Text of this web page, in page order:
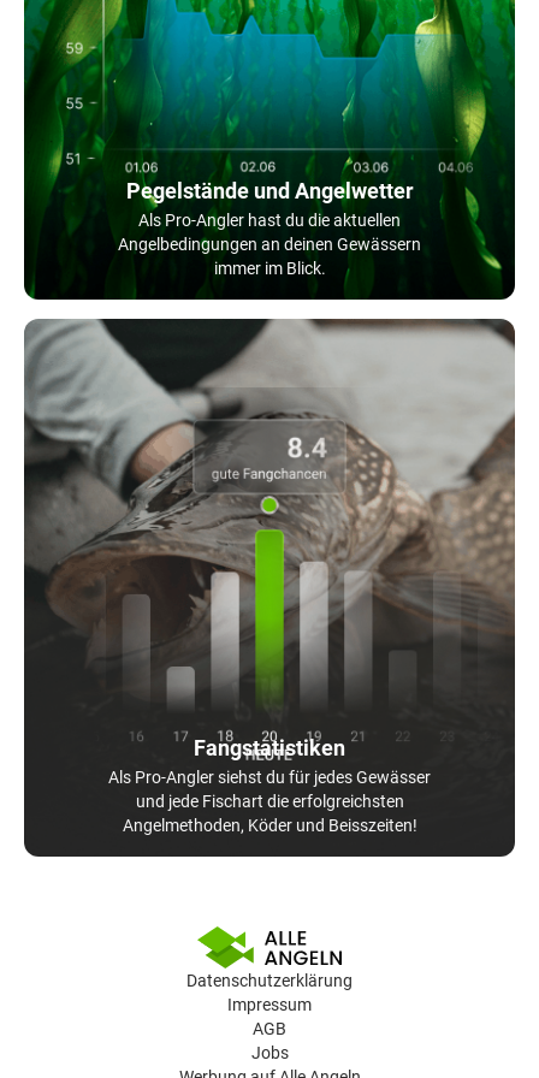
Pegelstände und Angelwetter
Als Pro-Angler hast du die aktuellen
Angelbedingungen an deinen Gewässern
immer im Blick.
Fangstatistiken
Als Pro-Angler siehst du für jedes Gewässer
und jede Fischart die erfolgreichsten
Angelmethoden, Köder und Beisszeiten!
Datenschutzerklärung
Impressum
AGB
Jobs